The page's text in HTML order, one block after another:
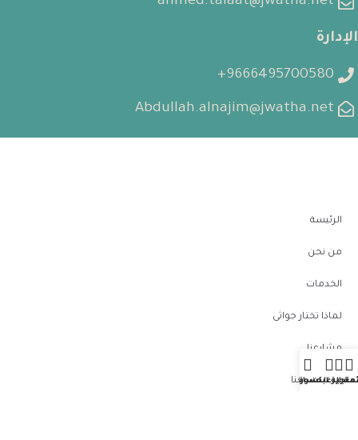
الإدارة
9666495700580+
Abdullah.alnajim@jwatha.net
الرغبات
عربة التسوق
حسابي
الرئيسة
من نحن
الخدمات
لماذا تختار جواثى
مشارعنا
تواصل معنا